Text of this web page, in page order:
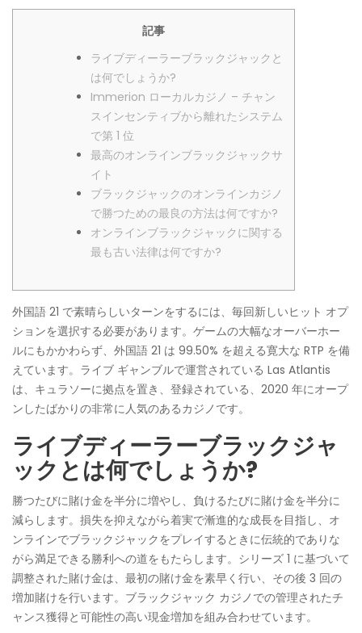
記事
ライブディーラーブラックジャックと
は何でしょうか?
Immerion ローカルカジノ – チャン
スインセンティブから離れたシステム
で第 1 位
最高のオンラインブラックジャックサ
イト
ブラックジャックのオンラインカジノ
で勝つための最良の方法は何ですか?
オンラインブラックジャックに関する
最も古い法律は何ですか?
外国語 21 で素晴らしいターンをするには、毎回新しいヒット オプ
ションを選択する必要があります。ゲームの大幅なオーバーホー
ルにもかかわらず、外国語 21 は 99.50% を超える寛大な RTP を備
えています。ライブ ギャンブルで運営されている Las Atlantis
は、キュラソーに拠点を置き、登録されている、2020 年にオープ
ンしたばかりの非常に人気のあるカジノです。
ライブディーラーブラックジャ
ックとは何でしょうか?
勝つたびに賭け金を半分に増やし、負けるたびに賭け金を半分に
減らします。損失を抑えながら着実で漸進的な成長を目指し、オ
ンラインでブラックジャックをプレイするときに伝統的でありな
がら満足できる勝利への道をもたらします。シリーズ 1 に基づいて
調整された賭け金は、最初の賭け金を素早く行い、その後 3 回の
増加賭けを行います。ブラックジャック カジノでの管理されたチ
ャンス獲得と可能性の高い現金増加を組み合わせています。